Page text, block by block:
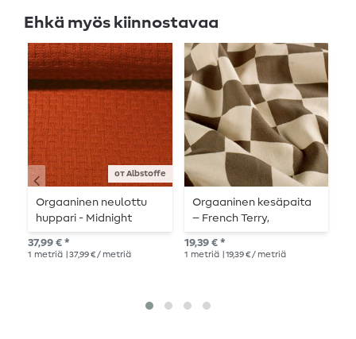
Ehkä myös kiinnostavaa
от Albstoffe
Orgaaninen neulottu
huppari - Midnight
Woven Knitty Rust
(keskiyön kudottu)
37,99 € *
1 metriä | 37,99 € / metriä
Orgaaninen kesäpaita
– French Terry,
ruudullinen, beige-
vihreä
19,39 € *
1 metriä | 19,39 € / metriä